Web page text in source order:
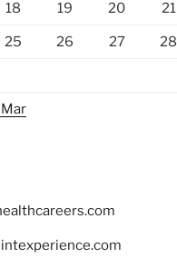
18 19 20 21
25 26 27 28
Mar